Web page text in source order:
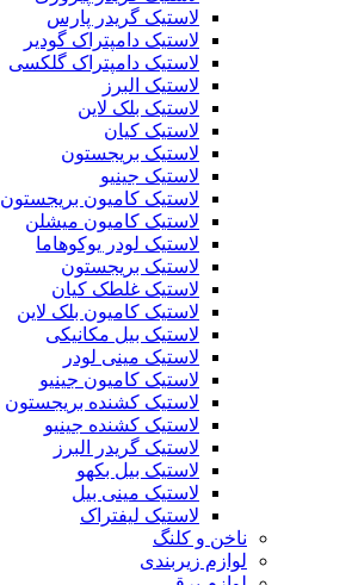
لاستیک گریدر پارس
لاستیک دامپتراک گودیر
لاستیک دامپتراک گلکسی
لاستیک البرز
لاستیک بلک لاین
لاستیک کیان
لاستیک بریجستون
لاستیک جینیو
لاستیک کامیون بریجستون
لاستیک کامیون میشلن
لاستیک لودر یوکوهاما
لاستیک بریجستون
لاستیک غلطک کیان
لاستیک کامیون بلک لاین
لاستیک بیل مکانیکی
لاستیک مینی لودر
لاستیک کامیون جینیو
لاستیک کشنده بریجستون
لاستیک کشنده جینیو
لاستیک گریدر البرز
لاستیک بیل بکهو
لاستیک مینی بیل
لاستیک لیفتراک
ناخن و کلنگ
لوازم زیربندی